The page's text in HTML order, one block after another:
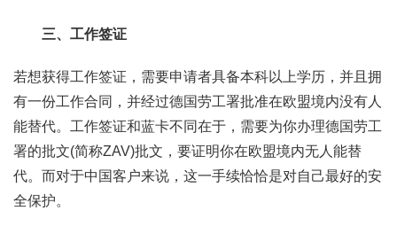
三、工作签证
若想获得工作签证，需要申请者具备本科以上学历，并且拥
有一份工作合同，并经过德国劳工署批准在欧盟境内没有人
能替代。工作签证和蓝卡不同在于，需要为你办理德国劳工
署的批文(简称ZAV)批文，要证明你在欧盟境内无人能替
代。而对于中国客户来说，这一手续恰恰是对自己最好的安
全保护。